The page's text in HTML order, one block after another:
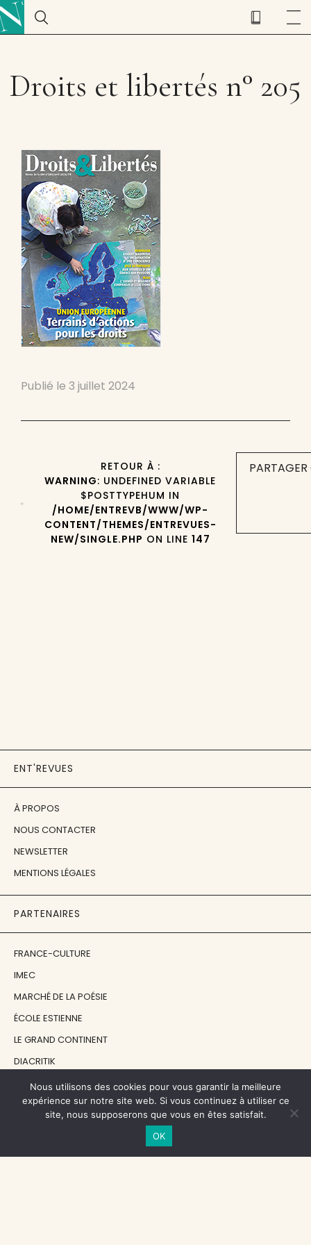
Droits et libertés n° 205
Publié le 3 juillet 2024
RETOUR À :
WARNING: UNDEFINED VARIABLE
$POSTTYPEHUM IN
/HOME/ENTREVB/WWW/WP-
CONTENT/THEMES/ENTREVUES-
NEW/SINGLE.PHP ON LINE 147
ENT'REVUES
À PROPOS
NOUS CONTACTER
NEWSLETTER
MENTIONS LÉGALES
PARTENAIRES
FRANCE-CULTURE
IMEC
MARCHÉ DE LA POÉSIE
ÉCOLE ESTIENNE
LE GRAND CONTINENT
DIACRITIK
EN ATTENDANT NADEAU
NOS SOUTIENS
Nous utilisons des cookies pour vous garantir la meilleure
expérience sur notre site web. Si vous continuez à utiliser ce
site, nous supposerons que vous en êtes satisfait.
OK